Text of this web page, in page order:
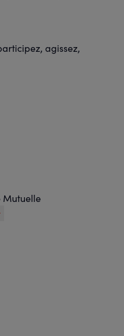
agissez,
Mutuelle